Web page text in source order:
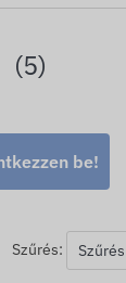
(5)
be!
Szűrés: